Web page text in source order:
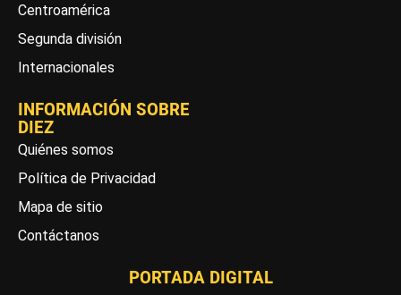
Centroamérica
Segunda división
Internacionales
INFORMACIÓN SOBRE
DIEZ
Quiénes somos
Política de Privacidad
Mapa de sitio
Contáctanos
PORTADA DIGITAL